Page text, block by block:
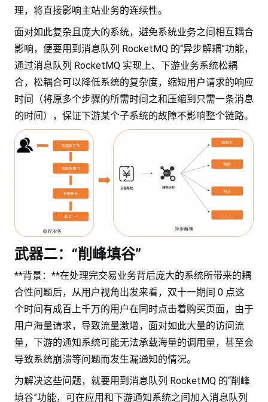
理，将直接影响主站业务的连续性。
面对如此复杂且庞大的系统，避免系统业务之间相互耦合
影响，便要用到消息队列 RocketMQ 的“异步解耦”功能，
通过消息队列 RocketMQ 实现上、下游业务系统松耦
合，松耦合可以降低系统的复杂度，缩短用户请求的响应
时间（将原多个步骤的所需时间之和压缩到只需一条消息
的时间），保证下游某个子系统的故障不影响整个链路。
武器二：“削峰填谷”
**背景：**在处理完交易业务背后庞大的系统所带来的耦
合性问题后，从用户视角出发来看，双十一期间 0 点这
个时间有成百上千万的用户在同时点击着购买页面，由于
用户海量请求，导致流量激增，面对如此大量的访问流
量，下游的通知系统可能无法承载海量的调用量，甚至会
导致系统崩溃等问题而发生漏通知的情况。
为解决这些问题，就要用到消息队列 RocketMQ 的“削峰
填谷”功能，可在应用和下游通知系统之间加入消息队列